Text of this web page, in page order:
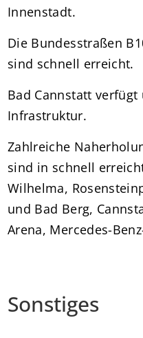
Innenstadt.
Die Bundesstraßen
sind schnell erreicht.
Bad Cannstatt
Infrastruktur.
Zahlreiche
sind in schnell
Wilhelma,
und Bad Berg,
Arena, Mercedes-
Sonstiges